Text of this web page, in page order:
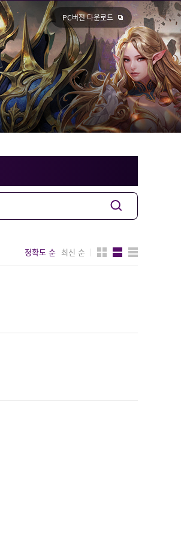
PC버전 다운로드
정확도 순 최신 순